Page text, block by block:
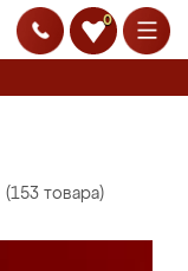
0
(153 товара)